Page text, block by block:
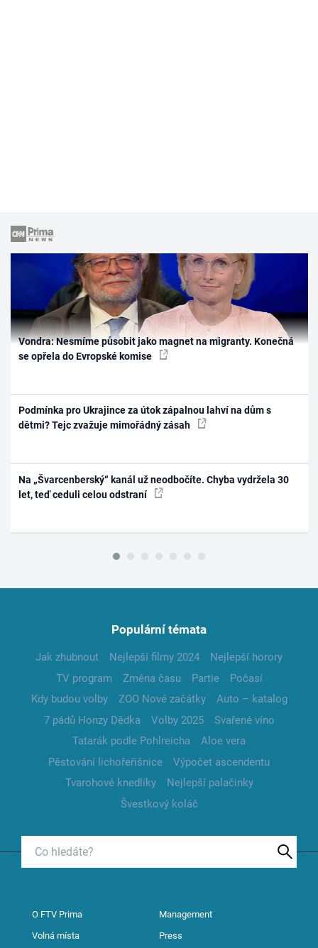
Vondra: Nesmíme působit jako magnet na migranty. Konečná
se opřela do Evropské komise
Podmínka pro Ukrajince za útok zápalnou lahví na dům s
dětmi? Tejc zvažuje mimořádný zásah
Na „Švarcenberský“ kanál už neodbočíte. Chyba vydržela 30
let, teď ceduli celou odstraní
Populární témata
Jak zhubnout Nejlepší filmy 2024
Nejlepší horory
TV program
Změna času Partie
Počasí
Kdy budou volby
ZOO Nové začátky
Auto – katalog
7 pádů Honzy Dědka
Volby 2025
Svařené víno
Tatarák podle Pohlreicha
Aloe vera
Pěstování lichořeřišnice
Výpočet ascendentu
Tvarohové knedlíky
Nejlepší palačinky
Švestkový koláč
O FTV Prima Management
Volná místa Press